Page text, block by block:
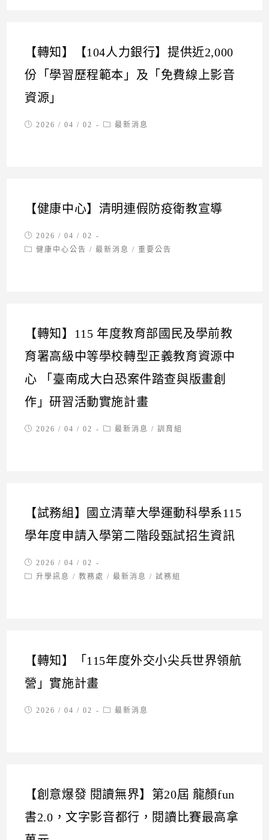
【轉知】【104人力銀行】提供近2,000
份「學習歷程範本」及「免費線上影音
資源」
Post2026 / 04 / 02
Post最新消息
【健康中心】清明連假防疫衛教宣導
Post
published:
2026 / 04 / 02
Post健康中心公告 / 最新消息 / 重要公告
【轉知】115 年度教育部國民及學前教
育署高級中等學校轉型正義教育資源中
心 「臺南成大白恐案件踏查與版畫創
作」研習活動實施計畫
Post2026 / 04 / 02
Post最新消息 / 訓育組
【試務組】國立清華大學運動科學系115
學年度申請入學第二階段甄試招生資訊
Post
published:
2026 / 04 / 02
Post升學訊息 / 教務處 / 最新消息 / 試務組
【轉知】「115年度外交小尖兵世界領航
營」實施計畫
Post2026 / 04 / 02
Post最新消息
【創意爆發 閱讀無界】第20屆 龍顏fun
書2.0，文字影音都行，閱讀比賽最高拿